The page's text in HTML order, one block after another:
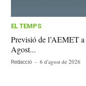
EL TEMPS
Previsió de l’AEMET
Agost...
Redacció - 6 d'agost de 2026